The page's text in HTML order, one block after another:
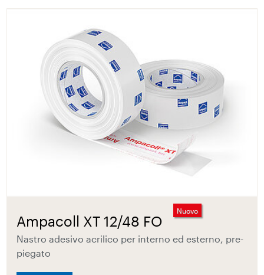
Ampacoll XT 12/48 FO
Nuovo
Nastro adesivo acrilico per interno ed esterno, pre-
piegato